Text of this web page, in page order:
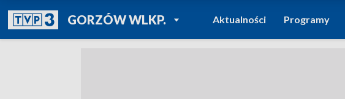
GORZÓW WLKP.POWRÓT DO
TVP REGIONY
Aktualności Programy